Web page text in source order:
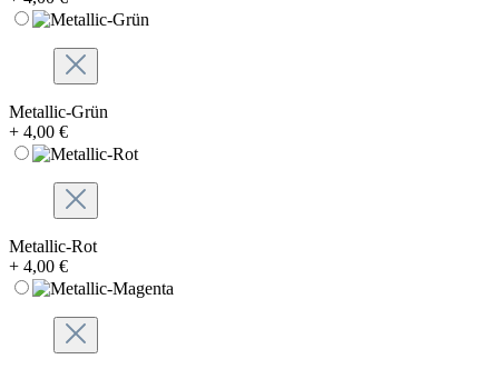
Metallic-Grün
+ 4,00 €
Metallic-Rot
+ 4,00 €